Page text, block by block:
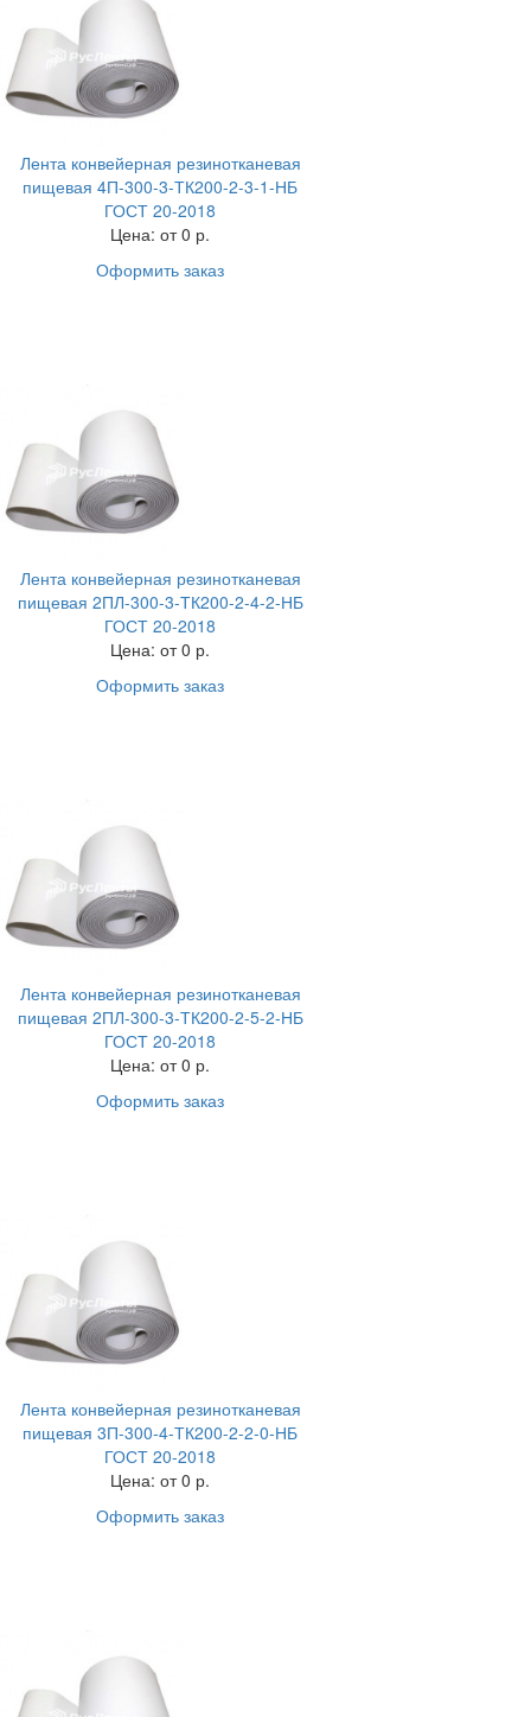
Лента конвейерная резинотканевая
пищевая 4П-300-3-ТК200-2-3-1-НБ
ГОСТ 20-2018
Цена: от 0 р.
Оформить заказ
Лента конвейерная резинотканевая
пищевая 2ПЛ-300-3-ТК200-2-4-2-НБ
ГОСТ 20-2018
Цена: от 0 р.
Оформить заказ
Лента конвейерная резинотканевая
пищевая 2ПЛ-300-3-ТК200-2-5-2-НБ
ГОСТ 20-2018
Цена: от 0 р.
Оформить заказ
Лента конвейерная резинотканевая
пищевая 3П-300-4-ТК200-2-2-0-НБ
ГОСТ 20-2018
Цена: от 0 р.
Оформить заказ